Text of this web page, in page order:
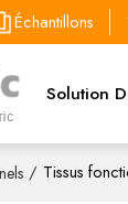
Échantillons
Solution
/ Tissus